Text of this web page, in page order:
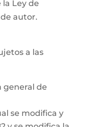
Ley de
autor.
a las
general de
se modifica y